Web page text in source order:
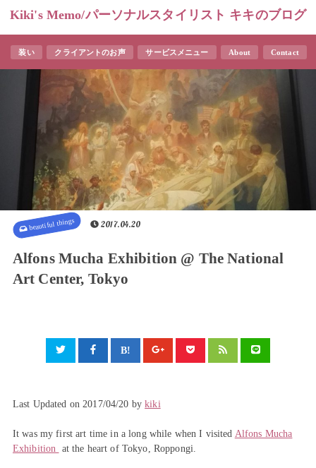
Kiki's Memo/パーソナルスタイリスト キキのブログ
装い クライアントのお声 サービスメニュー About Contact
beautiful things 2017.04.20
Alfons Mucha Exhibition @ The National
Art Center, Tokyo
Last Updated on 2017/04/20 bykiki
It was my first art time in a long while when I visited Alfons Mucha
Exhibition
at the heart of Tokyo, Roppongi.